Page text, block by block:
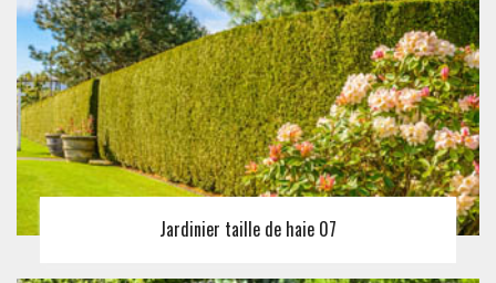
Jardinier taille de haie 07